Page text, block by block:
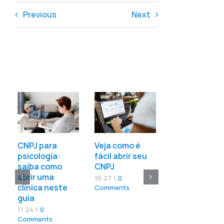
Previous Next
CNPJ para
psicologia:
saiba como
abrir uma
clínica neste
guia
11:24 | 0
Comments
Veja como é
fácil abrir seu
CNPJ
15:27 | 0
Comments